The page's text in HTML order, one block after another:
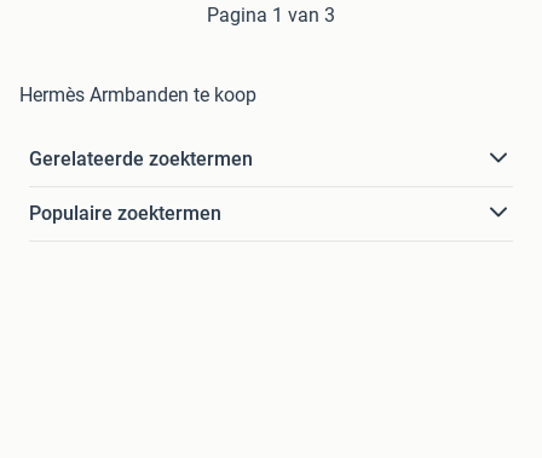
Pagina 1 van 3
Hermès Armbanden te koop
Gerelateerde zoektermen
Populaire zoektermen